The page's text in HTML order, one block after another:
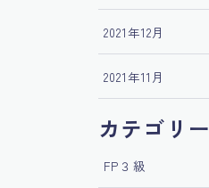
2021年12月
2021年11月
カテゴリー
FP３級